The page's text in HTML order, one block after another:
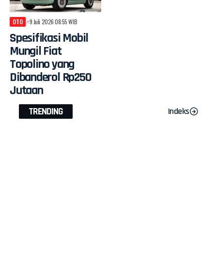
OTO 9 Juli 2026 08:55 WIB
Spesifikasi Mobil
Mungil Fiat
Topolino yang
Dibanderol Rp250
Jutaan
TRENDING Indeks